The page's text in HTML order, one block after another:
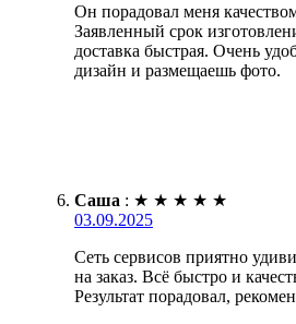
Он порадовал меня
Заявленный срок
доставка быстрая. Очень
дизайн и размещаешь фото.
Саша : ★ ★ ★ ★ ★
03.09.2025
Сеть сервисов приятно
на заказ. Всё быстро и
Результат порадовал,